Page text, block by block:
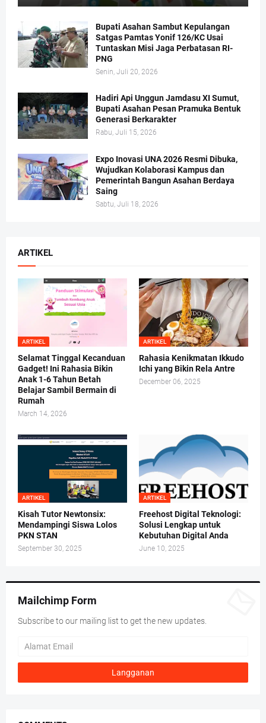
Bupati Asahan Sambut Kepulangan
Satgas Pamtas Yonif 126/KC Usai
Tuntaskan Misi Jaga Perbatasan RI-
PNG
Senin, Juli 20, 2026
Hadiri Api Unggun Jamdasu XI Sumut,
Bupati Asahan Pesan Pramuka Bentuk
Generasi Berkarakter
Rabu, Juli 15, 2026
Expo Inovasi UNA 2026 Resmi Dibuka,
Wujudkan Kolaborasi Kampus dan
Pemerintah Bangun Asahan Berdaya
Saing
Sabtu, Juli 18, 2026
ARTIKEL
ARTIKEL
Selamat Tinggal Kecanduan
Gadget! Ini Rahasia Bikin
Anak 1-6 Tahun Betah
Belajar Sambil Bermain di
Rumah
March 14, 2026
ARTIKEL
Rahasia Kenikmatan Ikkudo
Ichi yang Bikin Rela Antre
December 06, 2025
ARTIKEL
Kisah Tutor Newtonsix:
Mendampingi Siswa Lolos
PKN STAN
September 30, 2025
ARTIKEL
Freehost Digital Teknologi:
Solusi Lengkap untuk
Kebutuhan Digital Anda
June 10, 2025
Mailchimp Form
Subscribe to our mailing list to get the new updates.